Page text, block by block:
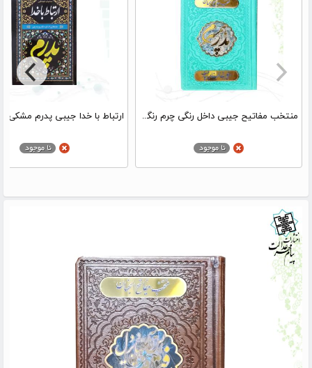
منتخب مفاتیح جیبی داخل رنگی چرم رنگی طرح پدر همسرم پلاک دار